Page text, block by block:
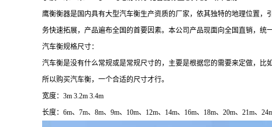
鹰衡衡器是国内具有大型汽车衡生产资质的厂家，依其独特的地理位置
务快速拓展，产品遍布全国的首要因素。本公司产品现面向全国直销，统
汽车衡规格尺寸：
汽车衡是没有什么常规或是常规尺寸的，主要是根据您的需要来定做，比
所以购买汽车衡，一个合适的尺寸才行。
宽度： 3m 3.2m 3.4m
长度： 6m、 7m、 8m、 9m、 10m、 12m、 14m、 16m、 18m、 20m、 21m、